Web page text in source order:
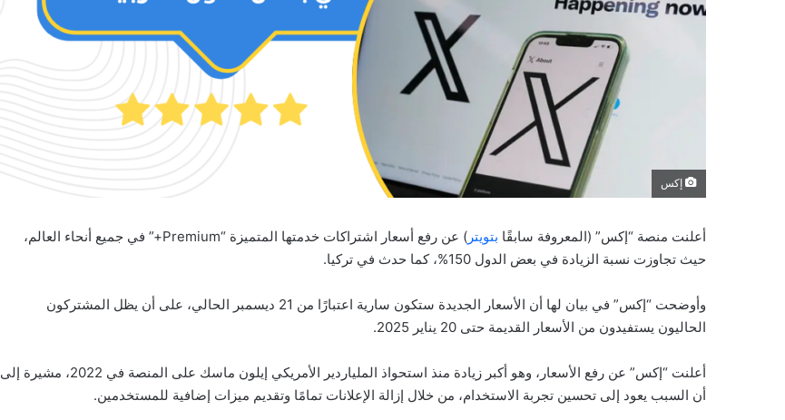
إكس
أعلنت منصة “إكس” (المعروفة سابقًا بتويتر
) عن رفع أسعار اشتراكات خدمتها المتميزة “Premium+” في جميع أنحاء العالم،
حيث تجاوزت نسبة الزيادة في بعض الدول 150%، كما حدث في تركيا.
وأوضحت “إكس” في بيان لها أن الأسعار الجديدة ستكون سارية اعتبارًا من 21 ديسمبر الحالي، على أن يظل المشتركون
الحاليون يستفيدون من الأسعار القديمة حتى 20 يناير 2025.
أعلنت “إكس” عن رفع الأسعار، وهو أكبر زيادة منذ استحواذ الملياردير الأمريكي إيلون ماسك على المنصة في 2022، مشيرة إلى
أن السبب يعود إلى تحسين تجربة الاستخدام، من خلال إزالة الإعلانات تمامًا وتقديم ميزات إضافية للمستخدمين.